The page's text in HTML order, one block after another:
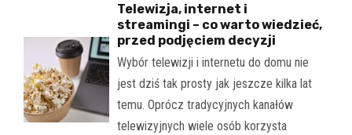
Telewizja, internet i
streamingi – co warto wiedzieć,
przed podjęciem decyzji
Wybór telewizji i internetu do domu nie
jest dziś tak prosty jak jeszcze kilka lat
temu. Oprócz tradycyjnych kanałów
telewizyjnych wiele osób korzysta